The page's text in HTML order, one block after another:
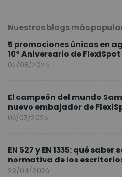
Nuestros blogs más
5 promociones únicas en
10º Aniversario de FlexiSpot
02/08/2026
El campeón del mundo
nuevo embajador de
Europa
06/03/2026
EN 527 y EN 1335: qué saber
normativa de los
y sillas ergonómicas
29/04/2026